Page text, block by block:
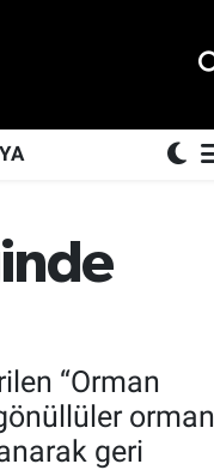
“Orman
orman
geri